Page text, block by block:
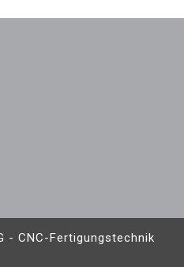
- CNC-Fertigungstechnik